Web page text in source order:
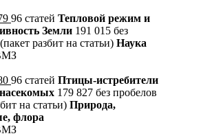
96 статей Тепловой режим и
Земли 191 015 без
разбит на статьи) Наука
96 статей Птицы-истребители
179 827 без пробелов
на статьи) Природа,
флора